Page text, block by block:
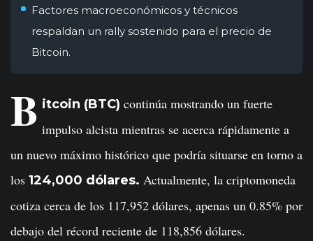
Factores macroeconómicos y técnicos
respaldan un rally sostenido para el precio de
Bitcoin.
B itcoin (BTC) continúa mostrando un fuerte
impulso alcista mientras se acerca rápidamente a
un nuevo máximo histórico que podría situarse en torno a
los 124,000 dólares. Actualmente, la criptomoneda
cotiza cerca de los 117,952 dólares, apenas un 0.85% por
debajo del récord reciente de 118,856 dólares.